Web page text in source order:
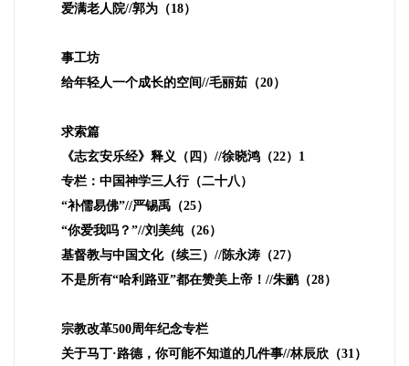
爱满老人院//郭为（18）
事工坊
给年轻人一个成长的空间//毛丽茹（20）
求索篇
《志玄安乐经》释义（四） //徐晓鸿（22） 1
专栏：中国神学三人行（二十八）
“补儒易佛”//严锡禹（25）
“你爱我吗？”//刘美纯（26）
基督教与中国文化（续三） //陈永涛（27）
不是所有“哈利路亚”都在赞美上帝！ //朱鹂（28）
宗教改革500周年纪念专栏
关于马丁·路德，你可能不知道的几件事//林辰欣（31）